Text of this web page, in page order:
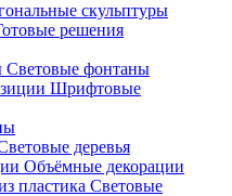
скульптуры
решения
Световые фонтаны
Шрифтовые
деревья
Объёмные декорации
Световые